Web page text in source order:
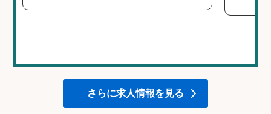
さらに求人情報を見る